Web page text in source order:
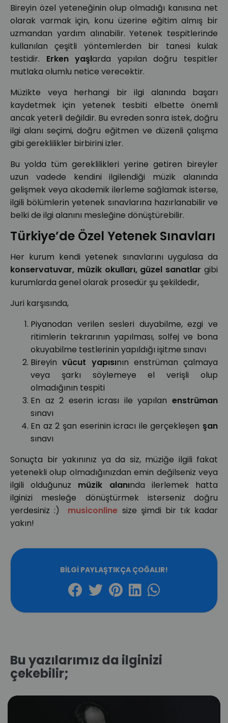
Bireyin özel yeteneğinin olup olmadığı kanısına net
olarak varmak için, konu üzerine eğitim almış bir
uzmandan yardım alınabilir. Yetenek tespitlerinde
kullanılan çeşitli yöntemlerden bir tanesi kulak
testidir. Erken yaşlarda yapılan doğru tespitler
mutlaka olumlu netice verecektir.
Müzikte veya herhangi bir ilgi alanında başarı
kaydetmek için yetenek tesbiti elbette önemli
ancak yeterli değildir. Bu evreden sonra istek, doğru
ilgi alanı seçimi, doğru eğitmen ve düzenli çalışma
gibi gereklilikler birbirini izler.
Bu yolda tüm gereklilikleri yerine getiren bireyler
uzun vadede kendini ilgilendiği müzik alanında
gelişmek veya akademik ilerleme sağlamak isterse,
ilgili bölümlerin yetenek sınavlarına hazırlanabilir ve
belki de ilgi alanını mesleğine dönüştürebilir.
Türkiye’de Özel Yetenek Sınavları
Her kurum kendi yetenek sınavlarını uygulasa da
konservatuvar, müzik okulları, güzel sanatlar gibi
kurumlarda genel olarak prosedür şu şekildedir,
Juri karşısında,
Piyanodan verilen sesleri duyabilme, ezgi ve
ritimlerin tekrarının yapılması, solfej ve bona
okuyabilme testlerinin yapıldığı işitme sınavı
Bireyinvücut yapısının enstrüman çalmaya
veya şarkı söylemeye el verişli olup
olmadığının tespiti
En az 2 eserin icrası ile yapılan enstrüman
sınavı
En az 2 şan eserinin icracı ile gerçekleşen şan
sınavı
Sonuçta bir yakınınız ya da siz, müziğe ilgili fakat
yetenekli olup olmadığınızdan emin değilseniz veya
ilgili olduğunuz müzik alanında ilerlemek hatta
ilginizi mesleğe dönüştürmek isterseniz doğru
yerdesiniz :)
musiconline size şimdi bir tık kadar
yakın!
BILGI PAYLAŞTIKÇA ÇOĞALIR!
Bu yazılarımız da ilginizi
çekebilir;